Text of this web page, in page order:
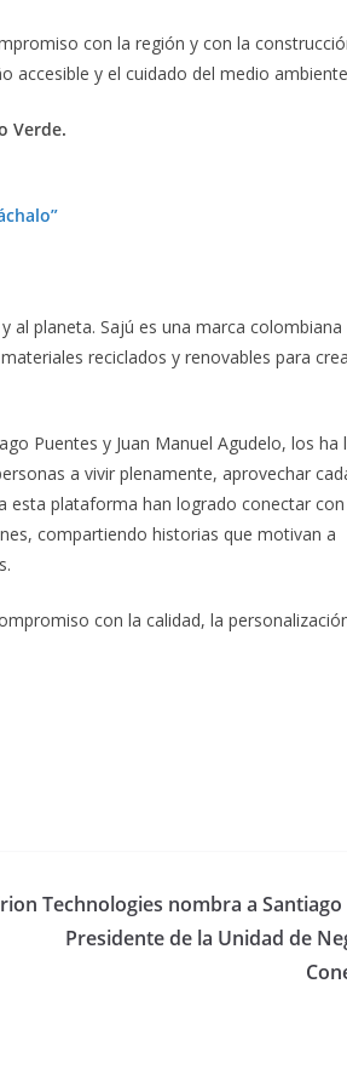
con la región y con la
accesible y el cuidado del medio
Verde.
al planeta. Sajú es una marca colombiana
reciclados y renovables para
Puentes y Juan Manuel Agudelo, los ha
a vivir plenamente, aprovechar
esta plataforma han logrado conectar
compartiendo historias que motivan a
con la calidad, la
Technologies nombra a
Presidente de la Unidad de